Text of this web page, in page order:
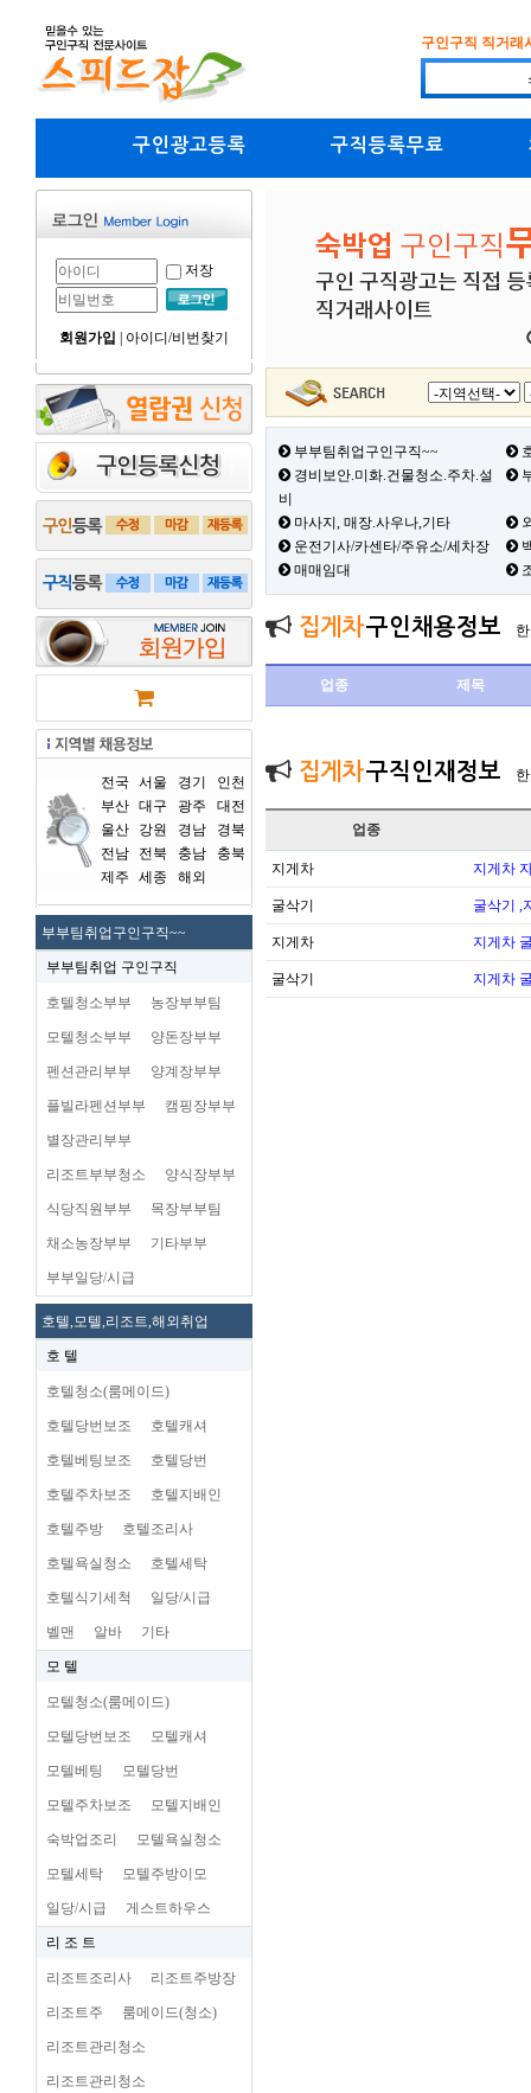
구인구직 직거래
구인광고등록 구직등록무료
저장
회원가입 아이디/비번찾기
전국 서울 경기
인천
부산 대구 광주
대전
울산
강원 경남
경북
전남
전북 충남
충북
제주
세종 해외
부부팀취업구인구직~~
부부팀취업 구인구직
호텔청소부부 농장부부팀
모텔청소부부 양돈장부부
펜션관리부부 양계장부부
플빌라펜션부부 캠핑장부부
별장관리부부
리조트부부청소 양식장부부
식당직원부부 목장부부팀
채소농장부부 기타부부
부부일당/시급
호텔,모텔,리조트,해외취업
호 텔
호텔청소(룸메이드)
호텔당번보조 호텔캐셔
호텔베팅보조 호텔당번
호텔주차보조 호텔지배인
호텔주방 호텔조리사
호텔욕실청소 호텔세탁
호텔식기세척 일당/시급
벨맨 알바 기타
모 텔
모텔청소(룸메이드)
모텔당번보조 모텔캐셔
모텔베팅 모텔당번
모텔주차보조 모텔지배인
숙박업조리 모텔욕실청소
모텔세탁 모텔주방이모
일당/시급 게스트하우스
리 조 트
리조트조리사 리조트주방장
리조트주 룸메이드(청소)
리조트관리청소
리조트관리청소
부부팀취업구인구직~~
경비보안.미화.건물청소.주차.설
비
마사지, 매장.사우나,기타
운전기사/카센타/주유소/세차장
매매임대
집게차구인채용정보
업종 제목
집게차구직인재정보
업종
지게차 지게차
굴삭기 굴삭기 ,
지게차 지게차
굴삭기 지게차